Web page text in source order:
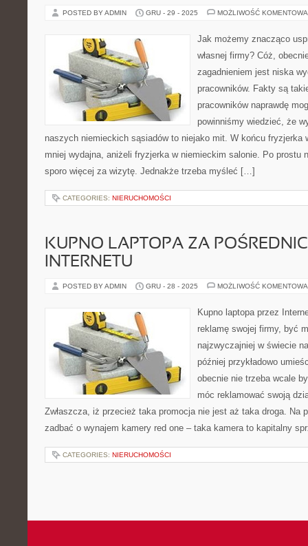
POSTED BY ADMIN GRU - 29 - 2025 MOŻLIWOŚĆ
Jak możemy znacząco
własnej firmy? Cóż,
zagadnieniem jest niska
pracowników. Fakty są
pracowników naprawdę
powinniśmy wiedzieć, że
naszych niemieckich sąsiadów to niejako mit. W końcu fryzjerka
mniej wydajna, aniżeli fryzjerka w niemieckim salonie. Po prostu
sporo więcej za wizytę. Jednakże trzeba myśleć […]
CATEGORIES: NIERUCHOMOŚCI
KUPNO LAPTOPA ZA
INTERNETU
POSTED BY ADMIN GRU - 28 - 2025 MOŻLIWOŚĆ
Kupno laptopa przez
reklamę swojej firmy, być
najzwyczajniej w świecie
później przykładowo
obecnie nie trzeba wcale
móc reklamować swoją
Zwłaszcza, iż przecież taka promocja nie jest aż taka droga. Na
zadbać o wynajem kamery red one – taka kamera to kapitalny
CATEGORIES: NIERUCHOMOŚCI